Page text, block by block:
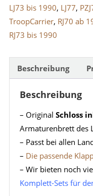
LJ73 bis 1990, LJ77,
TroopCarrier, RJ70 ab
RJ73 bis 1990
Beschreibung
Beschreibung
– Original Schloss
Armaturenbrett des
– Passt bei allen
– Die passende
– Wir bieten noch
Komplett-Sets für